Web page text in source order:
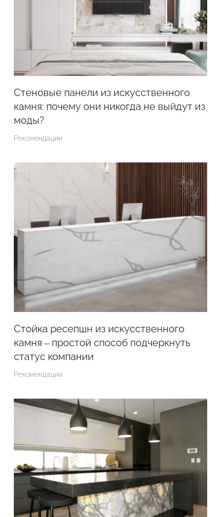
Стеновые панели из искусственного
камня: почему они никогда не выйдут из
моды?
Рекомендации
Стойка ресепшн из искусственного
камня – простой способ подчеркнуть
статус компании
Рекомендации